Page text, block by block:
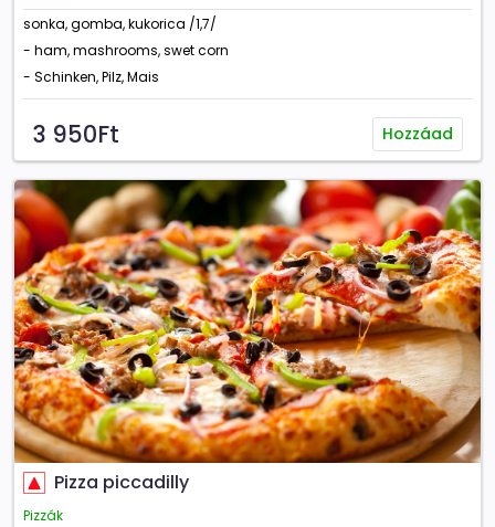
sonka, gomba, kukorica /1,7/
- ham, mashrooms, swet corn
- Schinken, Pilz, Mais
3 950Ft Hozzáad
Pizza piccadilly
Pizzák